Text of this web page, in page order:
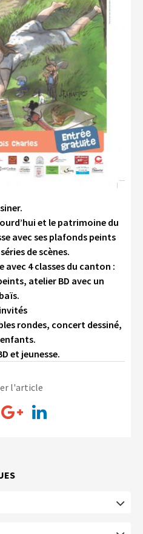
et le patrimoine du
avec ses plafonds peints
de scènes.
avec 4 classes du canton :
atelier BD avec un
rondes, concert dessiné,
et jeunesse.
l'article